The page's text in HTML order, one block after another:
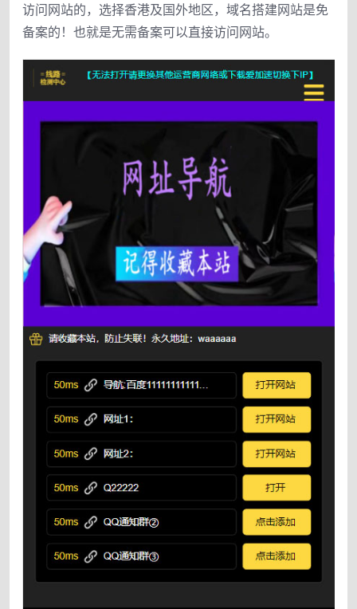
访问网站的，选择香港及国外地区，域名搭建网站是免
备案的！也就是无需备案可以直接访问网站。